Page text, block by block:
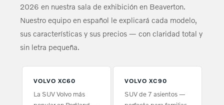
2026 en nuestra sala de exhibición en Beaverton.
Nuestro equipo en español le explicará cada modelo,
sus características y sus precios — con claridad total y
sin letra pequeña.
VOLVO XC60
La SUV Volvo más
VOLVO XC90
SUV de 7 asientos —